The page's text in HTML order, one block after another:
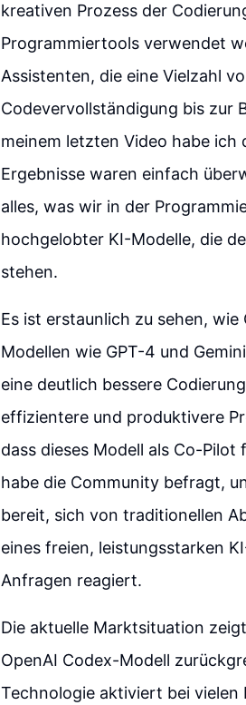
kreativen Prozess der
Programmiertools verwendet
Assistenten, die eine Vielzahl
Codevervollständigung bis zur
meinem letzten Video habe ich
Ergebnisse waren einfach
alles, was wir in der
hochgelobter KI-Modelle, die
stehen.
Es ist erstaunlich zu sehen,
Modellen wie GPT-4 und
eine deutlich bessere
effizientere und produktivere
dass dieses Modell als Co-
habe die Community befragt,
bereit, sich von traditionellen
eines freien, leistungsstarken
Anfragen reagiert.
Die aktuelle Marktsituation
OpenAI Codex-Modell
Technologie aktiviert bei vielen